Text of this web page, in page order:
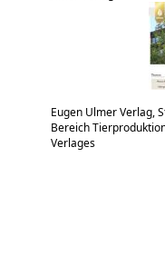
Eugen Ulmer Verlag,
Bereich
Verlages